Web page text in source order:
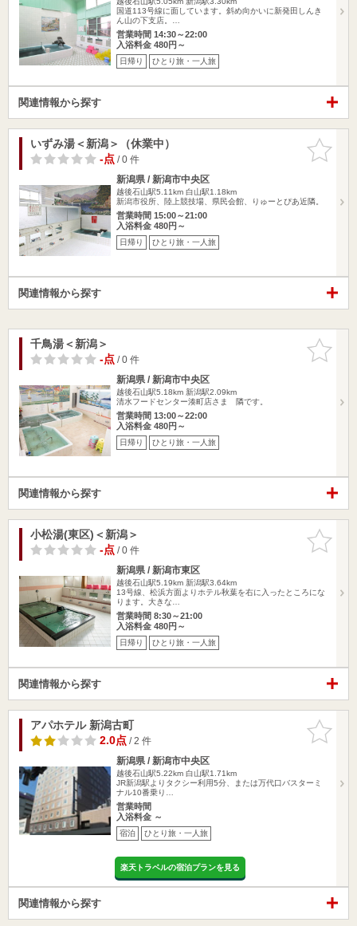
国道113号線に面しています。斜め向かいに新発田しんき
ん山の下支店。…
営業時間 14:30～22:00
入浴料金 480円～
日帰り ひとり旅・一人旅
関連情報から探す
お気に入
りに追加
いずみ湯＜新潟＞（休業中）
-点/ 0 件
新潟県 / 新潟市中央区
越後石山駅5.11km 白山駅1.18km
新潟市役所、陸上競技場、県民会館、りゅーとぴあ近隣。
営業時間 15:00～21:00
入浴料金 480円～
日帰り ひとり旅・一人旅
関連情報から探す
お気に入
りに追加
千鳥湯＜新潟＞
-点/ 0 件
新潟県 / 新潟市中央区
越後石山駅5.18km 新潟駅2.09km
清水フードセンター湊町店さま 隣です。
営業時間 13:00～22:00
入浴料金 480円～
日帰り ひとり旅・一人旅
関連情報から探す
お気に入
りに追加
小松湯(東区)＜新潟＞
-点/ 0 件
新潟県 / 新潟市東区
越後石山駅5.19km 新潟駅3.64km
13号線、松浜方面よりホテル秋葉を右に入ったところにな
ります。大きな…
営業時間 8:30～21:00
入浴料金 480円～
日帰り ひとり旅・一人旅
関連情報から探す
お気に入
りに追加
アパホテル 新潟古町
2.0点/ 2 件
新潟県 / 新潟市中央区
越後石山駅5.22km 白山駅1.71km
JR新潟駅よりタクシー利用5分、または万代口バスターミ
ナル10番乗り…
営業時間
入浴料金 ～
宿泊 ひとり旅・一人旅
楽天トラベルの宿泊プランを見る
関連情報から探す